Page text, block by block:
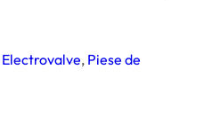
Electrovalve, Piese de